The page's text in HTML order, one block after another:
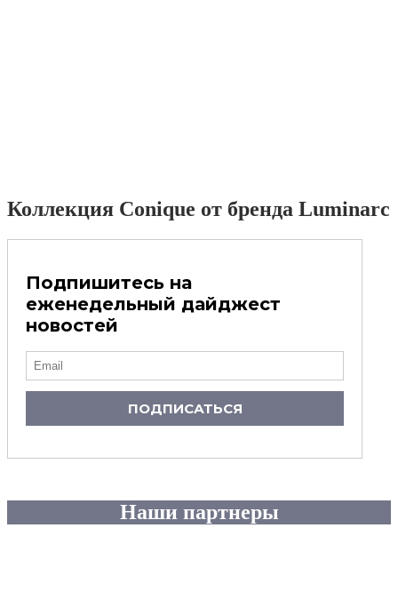
Коллекция Conique от бренда Luminarc
Подпишитесь на
еженедельный дайджест
новостей
ПОДПИСАТЬСЯ
Наши партнеры